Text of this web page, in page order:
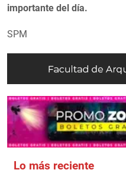
importante del día.
SPM
Lo más reciente